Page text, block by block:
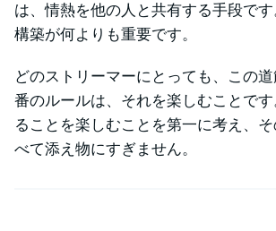
は、情熱を他の人と共有する手段で
構築が何よりも重要です。
どのストリーマーにとっても、この
番のルールは、それを楽しむことで
ることを楽しむことを第一に考え、
べて添え物にすぎません。